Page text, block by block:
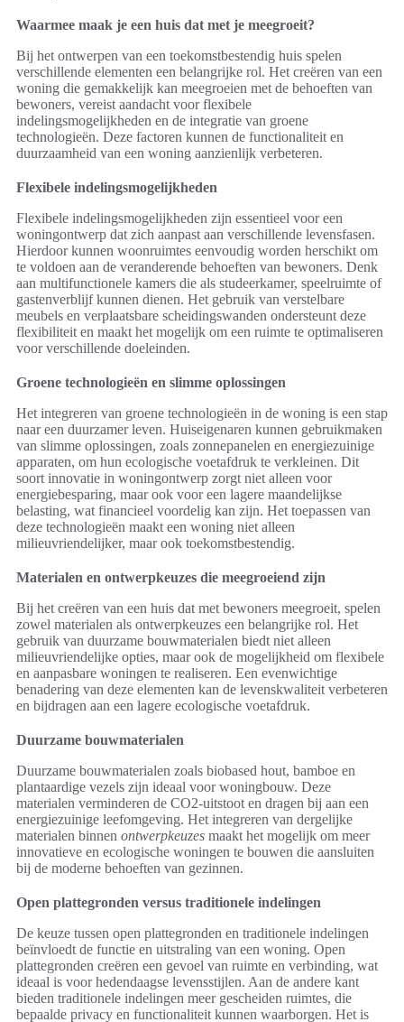
Waarmee maak je een huis dat met je meegroeit?
Bij het ontwerpen van een toekomstbestendig huis spelen
verschillende elementen een belangrijke rol. Het creëren van een
woning die gemakkelijk kan meegroeien met de behoeften van
bewoners, vereist aandacht voor flexibele
indelingsmogelijkheden en de integratie van groene
technologieën. Deze factoren kunnen de functionaliteit en
duurzaamheid van een woning aanzienlijk verbeteren.
Flexibele indelingsmogelijkheden
Flexibele indelingsmogelijkheden zijn essentieel voor een
woningontwerp dat zich aanpast aan verschillende levensfasen.
Hierdoor kunnen woonruimtes eenvoudig worden herschikt om
te voldoen aan de veranderende behoeften van bewoners. Denk
aan multifunctionele kamers die als studeerkamer, speelruimte of
gastenverblijf kunnen dienen. Het gebruik van verstelbare
meubels en verplaatsbare scheidingswanden ondersteunt deze
flexibiliteit en maakt het mogelijk om een ruimte te optimaliseren
voor verschillende doeleinden.
Groene technologieën en slimme oplossingen
Het integreren van groene technologieën in de woning is een stap
naar een duurzamer leven. Huiseigenaren kunnen gebruikmaken
van slimme oplossingen, zoals zonnepanelen en energiezuinige
apparaten, om hun ecologische voetafdruk te verkleinen. Dit
soort innovatie in woningontwerp zorgt niet alleen voor
energiebesparing, maar ook voor een lagere maandelijkse
belasting, wat financieel voordelig kan zijn. Het toepassen van
deze technologieën maakt een woning niet alleen
milieuvriendelijker, maar ook toekomstbestendig.
Materialen en ontwerpkeuzes die meegroeiend zijn
Bij het creëren van een huis dat met bewoners meegroeit, spelen
zowel materialen als ontwerpkeuzes een belangrijke rol. Het
gebruik van duurzame bouwmaterialen biedt niet alleen
milieuvriendelijke opties, maar ook de mogelijkheid om flexibele
en aanpasbare woningen te realiseren. Een evenwichtige
benadering van deze elementen kan de levenskwaliteit verbeteren
en bijdragen aan een lagere ecologische voetafdruk.
Duurzame bouwmaterialen
Duurzame bouwmaterialen zoals biobased hout, bamboe en
plantaardige vezels zijn ideaal voor woningbouw. Deze
materialen verminderen de CO2-uitstoot en dragen bij aan een
energiezuinige leefomgeving. Het integreren van dergelijke
materialen binnen ontwerpkeuzes maakt het mogelijk om meer
innovatieve en ecologische woningen te bouwen die aansluiten
bij de moderne behoeften van gezinnen.
Open plattegronden versus traditionele indelingen
De keuze tussen open plattegronden en traditionele indelingen
beïnvloedt de functie en uitstraling van een woning. Open
plattegronden creëren een gevoel van ruimte en verbinding, wat
ideaal is voor hedendaagse levensstijlen. Aan de andere kant
bieden traditionele indelingen meer gescheiden ruimtes, die
bepaalde privacy en functionaliteit kunnen waarborgen. Het is